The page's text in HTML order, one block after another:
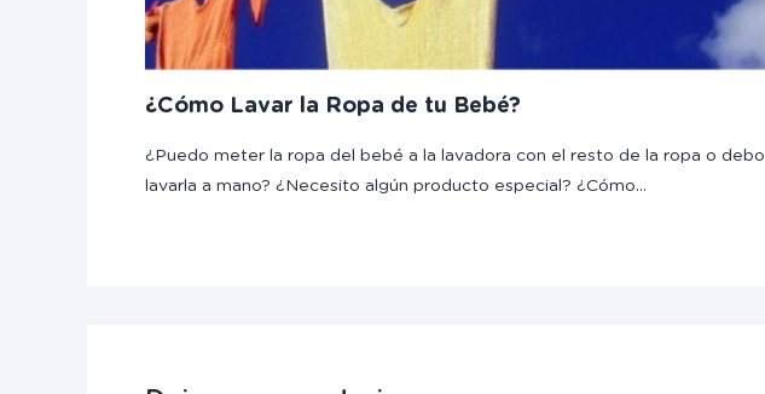
¿Cómo Lavar la Ropa de tu Bebé?
¿Puedo meter la ropa del bebé a la lavadora con el resto de la ropa o debo
lavarla a mano? ¿Necesito algún producto especial? ¿Cómo…